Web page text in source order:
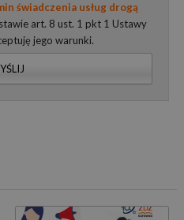
świadczenia usług drogą
art. 8 ust. 1 pkt 1 Ustawy
jego warunki.